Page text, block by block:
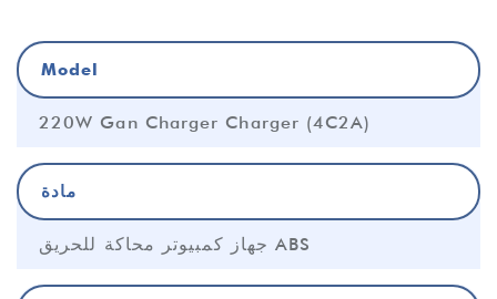
Model
220W Gan Charger Charger (4C2A)
مادة
جهاز كمبيوتر محاكة للحريق ABS